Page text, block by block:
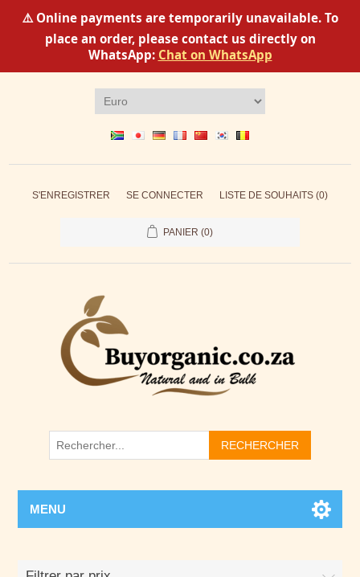
⚠️ Online payments are temporarily unavailable. To
place an order, please contact us directly on
WhatsApp: Chat on WhatsApp
S'ENREGISTRER SE CONNECTER LISTE DE SOUHAITS (0)
PANIER (0)
RECHERCHER
MENU